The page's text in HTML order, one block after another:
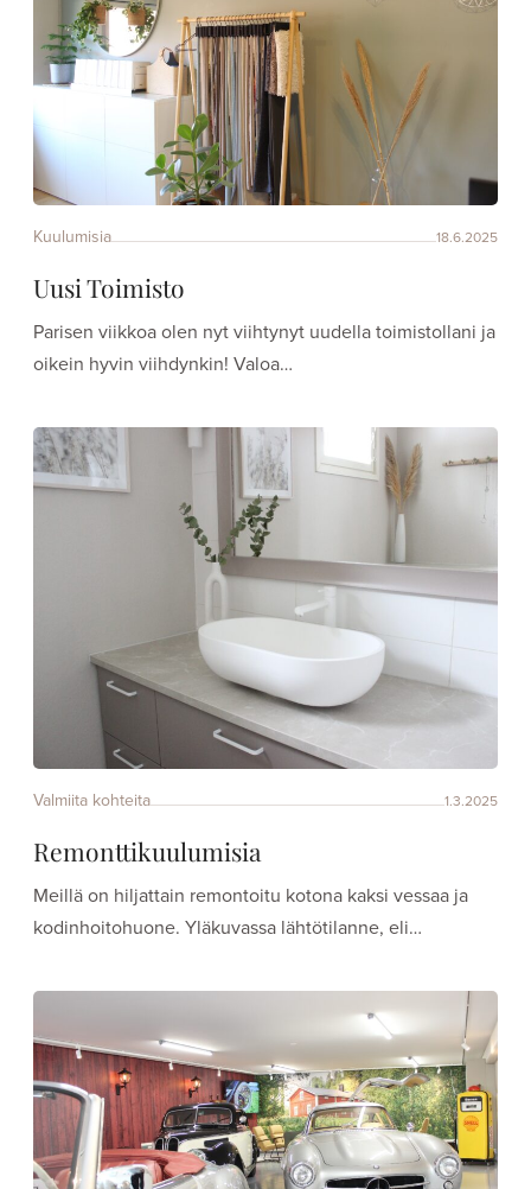
Kuulumisia 18.6.2025
Uusi Toimisto
Parisen viikkoa olen nyt viihtynyt uudella toimistollani ja
oikein hyvin viihdynkin! Valoa…
Valmiita kohteita 1.3.2025
Remonttikuulumisia
Meillä on hiljattain remontoitu kotona kaksi vessaa ja
kodinhoitohuone. Yläkuvassa lähtötilanne, eli…